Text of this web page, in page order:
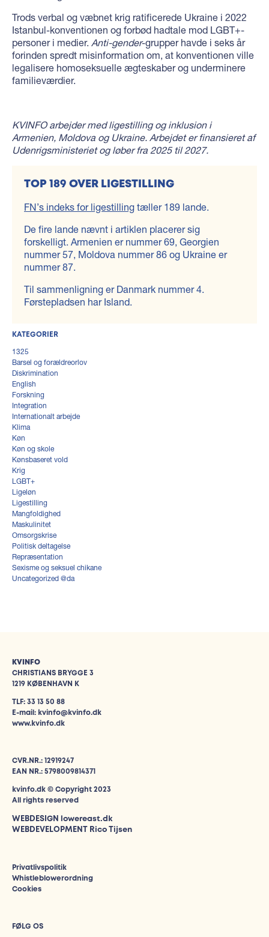
KATEGORIER
1325
Barsel og forældreorlov
Diskrimination
English
Forskning
Integration
Internationalt arbejde
Klima
Køn
Køn og skole
Kønsbaseret vold
Krig
LGBT+
Ligeløn
Ligestilling
Mangfoldighed
Maskulinitet
Omsorgskrise
Politisk deltagelse
Repræsentation
Sexisme og seksuel chikane
Uncategorized @da
TOP 189 OVER LIGESTILLING
FN’s indeks for ligestilling tæller 189 lande.
De fire lande nævnt i artiklen placerer sig
forskelligt. Armenien er nummer 69, Georgien
nummer 57, Moldova nummer 86 og Ukraine er
nummer 87.
Til sammenligning er Danmark nummer 4.
Førstepladsen har Island.
Trods verbal og væbnet krig ratificerede Ukraine i 2022
Istanbul-konventionen og forbød hadtale mod LGBT+-
personer i medier. Anti-gender-grupper havde i seks år
forinden spredt misinformation om, at konventionen ville
legalisere homoseksuelle ægteskaber og underminere
familieværdier.
KVINFO arbejder med ligestilling og inklusion i
Armenien, Moldova og Ukraine. Arbejdet er finansieret af
Udenrigsministeriet og løber fra 2025 til 2027.
KVINFO
CHRISTIANS BRYGGE 3
1219 KØBENHAVN K
TLF: 33 13 50 88
E-mail: kvinfo@kvinfo.dk
www.kvinfo.dk
CVR.NR.: 12919247
EAN NR.: 5798009814371
kvinfo.dk © Copyright 2023
All rights reserved
WEBDESIGN
lowereast.dk
WEBDEVELOPMENT Rico Tijsen
Privatlivspolitik
Whistleblowerordning
Cookies
FØLG OS